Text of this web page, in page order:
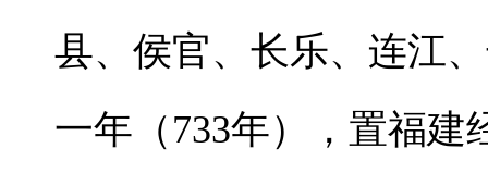
县、侯官、长乐、连江
一年（733年），置福